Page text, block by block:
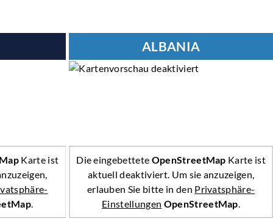
Karte ist
ALBANIA
Die eingebettete OpenStreetMap Karte ist
aktuell deaktiviert. Um sie anzuzeigen,
erlauben Sie bitte in den Privatsphäre-
Einstellungen OpenStreetMap